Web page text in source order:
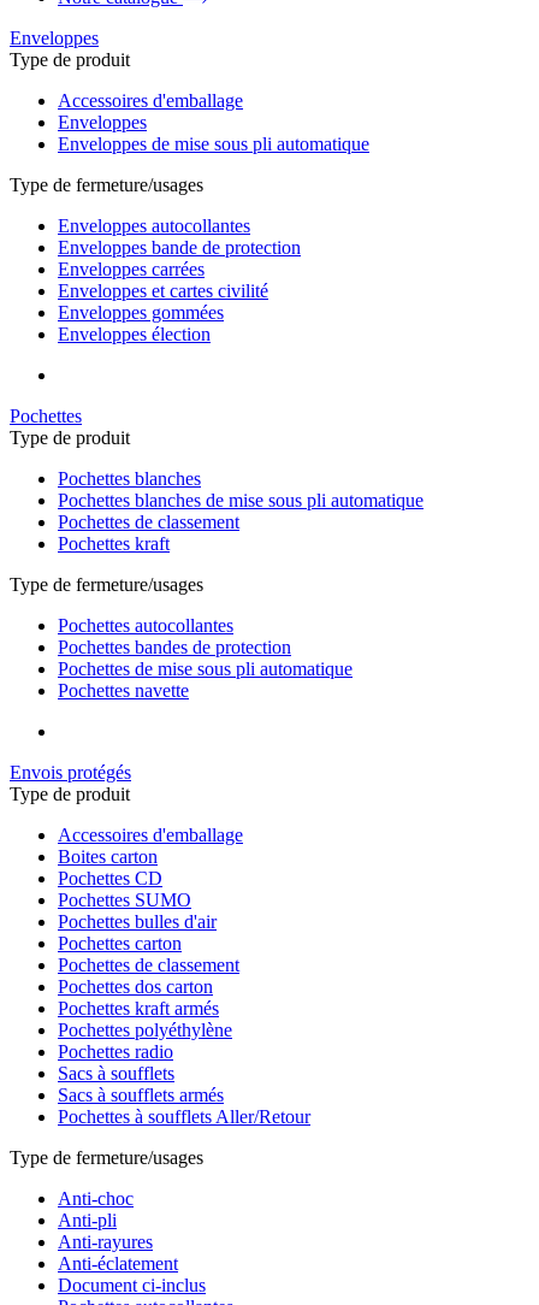
Enveloppes
Type de produit
Accessoires d'emballage
Enveloppes
Enveloppes de mise sous pli automatique
Type de fermeture/usages
Enveloppes autocollantes
Enveloppes bande de protection
Enveloppes carrées
Enveloppes et cartes civilité
Enveloppes gommées
Enveloppes élection
Pochettes
Type de produit
Pochettes blanches
Pochettes blanches de mise sous pli automatique
Pochettes de classement
Pochettes kraft
Type de fermeture/usages
Pochettes autocollantes
Pochettes bandes de protection
Pochettes de mise sous pli automatique
Pochettes navette
Envois protégés
Type de produit
Accessoires d'emballage
Boites carton
Pochettes CD
Pochettes SUMO
Pochettes bulles d'air
Pochettes carton
Pochettes de classement
Pochettes dos carton
Pochettes kraft armés
Pochettes polyéthylène
Pochettes radio
Sacs à soufflets
Sacs à soufflets armés
Pochettes à soufflets Aller/Retour
Type de fermeture/usages
Anti-choc
Anti-pli
Anti-rayures
Anti-éclatement
Document ci-inclus